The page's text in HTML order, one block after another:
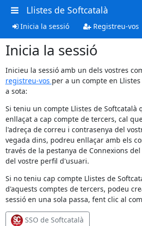
Llistes de Softcatalà
Inicia la sessió Registreu-vos
Inicia la sessió
Inicieu la sessió amb un dels vostres
registreu-vos per a un compte en
a sota:
Si teniu un compte Llistes de Softcatalà
enllaçat a cap compte de tercers, cal
l'adreça de correu i contrasenya del
vegada dins, podreu enllaçar amb els
través de la pestanya de Connexions
del vostre perfil d'usuari.
Si no teniu cap compte Llistes de
d'aquests comptes de tercers, podeu
sessió en una sola passa, fent clic al
SSO de Softcatalà